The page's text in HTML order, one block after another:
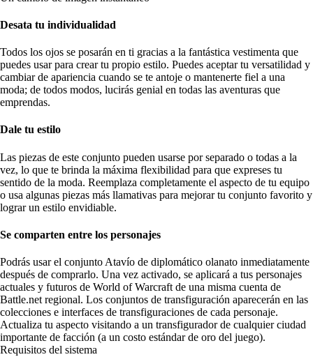
Desata tu individualidad
Todos los ojos se posarán en ti gracias a la fantástica vestimenta que
puedes usar para crear tu propio estilo. Puedes aceptar tu versatilidad y
cambiar de apariencia cuando se te antoje o mantenerte fiel a una
moda; de todos modos, lucirás genial en todas las aventuras que
emprendas.
Dale tu estilo
Las piezas de este conjunto pueden usarse por separado o todas a la
vez, lo que te brinda la máxima flexibilidad para que expreses tu
sentido de la moda. Reemplaza completamente el aspecto de tu equipo
o usa algunas piezas más llamativas para mejorar tu conjunto favorito y
lograr un estilo envidiable.
Se comparten entre los personajes
Podrás usar el conjunto Atavío de diplomático olanato inmediatamente
después de comprarlo. Una vez activado, se aplicará a tus personajes
actuales y futuros de World of Warcraft de una misma cuenta de
Battle.net regional. Los conjuntos de transfiguración aparecerán en las
colecciones e interfaces de transfiguraciones de cada personaje.
Actualiza tu aspecto visitando a un transfigurador de cualquier ciudad
importante de facción (a un costo estándar de oro del juego).
Requisitos del sistema